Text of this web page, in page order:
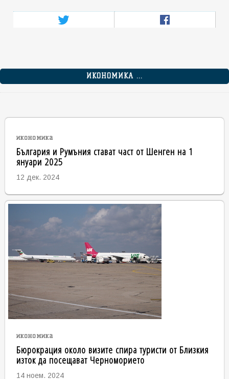
ИКОНОМИКА ...
икономика
България и Румъния стават част от Шенген на 1
януари 2025
12 дек. 2024
икономика
Бюрокрация около визите спира туристи от Близкия
изток да посещават Черноморието
14 ноем. 2024